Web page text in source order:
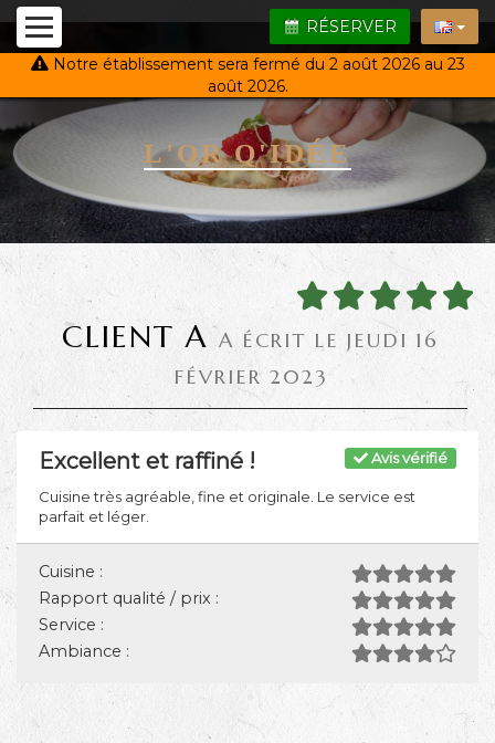
RÉSERVER
Notre établissement sera fermé du 2 août 2026 au 23
août 2026.
L'OR Q'IDÉE
CLIENT A A ÉCRIT LE JEUDI 16
FÉVRIER 2023
Avis vérifié
Excellent et raffiné !
Cuisine très agréable, fine et originale. Le service est
parfait et léger.
Cuisine :
Rapport qualité / prix :
Service :
Ambiance :